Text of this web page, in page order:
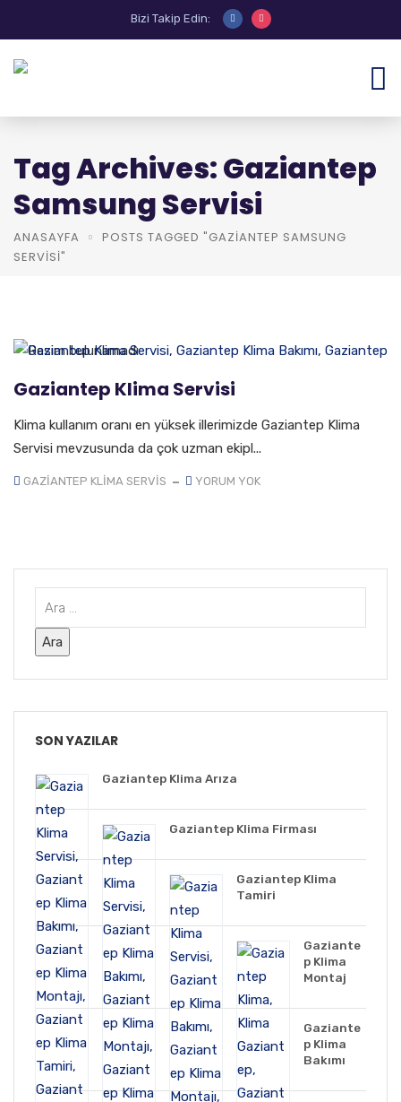
Bizi Takip Edin:
Tag Archives: Gaziantep
Samsung Servisi
ANASAYFA
POSTS TAGGED "GAZIANTEP SAMSUNG
SERVISI"
Gaziantep Klima Servisi
Klima kullanım oranı en yüksek illerimizde Gaziantep Klima
Servisi mevzusunda da çok uzman ekipl...
GAZIANTEP KLIMA SERVIS YORUM YOK
SON YAZILAR
Gaziantep Klima Arıza
Gaziantep Klima Firması
Gaziantep Klima
Tamiri
Gaziante
p Klima
Montaj
Gaziante
p Klima
Bakımı